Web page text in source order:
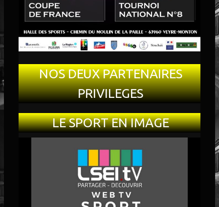
NOS DEUX PARTENAIRES
PRIVILEGES
LE SPORT EN IMAGE